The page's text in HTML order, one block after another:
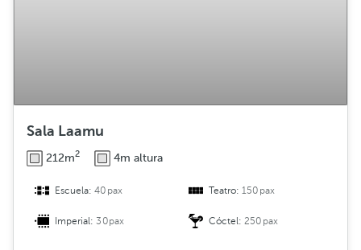
Sala Laamu
212m2 4m altura
Escuela:40pax Teatro:150pax
Imperial:30pax Cóctel:250pax